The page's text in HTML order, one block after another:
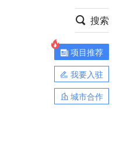
搜索
项目推荐
我要入驻
城市合作